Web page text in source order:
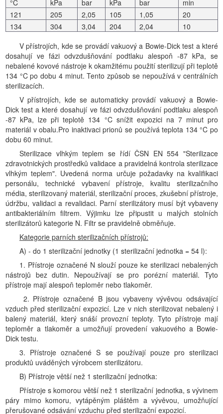
°C
kPa bar kPa bar
min
121
205 2,05 105 1,05
20
134
304 3,04 204 2,04
10
V přístrojích, kde se provádí vakuový a Bowie-Dick test a které
dosahují ve fázi odvzdušňování podtlaku alespoň -87 kPa, se
nebalené kovové nástroje k okamžitému použití sterilizují při teplotě
134 °C po dobu 4 minut. Tento způsob se nepoužívá v centrálních
sterilizacích.
V přístrojích, kde se automaticky provádí vakuový a Bowie-
Dick test a které dosahují ve fázi odvzdušňování podtlaku alespoň
-87 kPa, lze při teplotě 134 °C snížit expozici na 7 minut pro
materiál v obalu.Pro inaktivaci prionů se používá teplota 134 °C po
dobu 60 minut.
Sterilizace vlhkým teplem se řídí ČSN EN 554 "Sterilizace
zdravotnických prostředků validace a pravidelná kontrola sterilizace
vlhkým teplem". Uvedená norma určuje požadavky na kvalifikaci
personálu, technické vybavení přístroje, kvalitu sterilizačního
média, sterilizovaný materiál, sterilizační proces, zkušební přístroje,
údržbu, validaci a revalidaci. Parní sterilizátory musí být vybaveny
antibakteriálním filtrem. Výjimku lze připustit u malých stolních
sterilizátorů kategorie N. Filtr se pravidelně obměňuje.
Kategorie parních sterilizačních přístrojů:
A) - do 1 sterilizační jednotky (1 sterilizační jednotka = 54 l):
1. Přístroje označené N slouží pouze ke sterilizaci nebalených
nástrojů bez dutin. Nepoužívají se pro porézní materiál. Tyto
přístroje mají alespoň teploměr nebo tlakoměr.
2. Přístroje označené B jsou vybaveny vývěvou odsávající
vzduch před sterilizační expozicí. Lze v nich sterilizovat nebalený i
balený materiál, který snáší provozní teploty. Tyto přístroje mají
teploměr a tlakoměr a umožňují provedení vakuového a Bowie-
Dick testu.
3. Přístroje označené S se používají pouze pro sterilizaci
produktů uváděných výrobcem sterilizátoru.
B) Přístroje větší než 1 sterilizační jednotka:
Přístroje s komorou větší než 1 sterilizační jednotka, s vývinem
páry mimo komoru, vytápěným pláštěm a vývěvou, umožňující
přerušované odsávání vzduchu před sterilizační expozicí.